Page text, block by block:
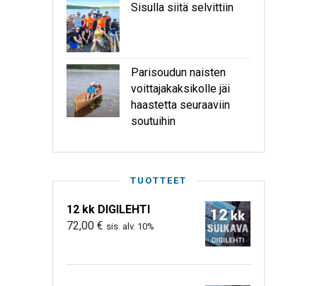
Sisulla siitä selvittiin
Parisoudun naisten
voittajakaksikolle jäi
haastetta seuraaviin
soutuihin
TUOTTEET
12 kk DIGILEHTI
72,00 € sis. alv. 10%